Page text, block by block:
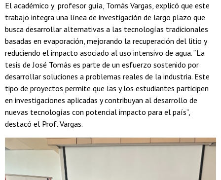
El académico y profesor guía, Tomás Vargas, explicó que este
trabajo integra una línea de investigación de largo plazo que
busca desarrollar alternativas a las tecnologías tradicionales
basadas en evaporación, mejorando la recuperación del litio y
reduciendo el impacto asociado al uso intensivo de agua. “La
tesis de José Tomás es parte de un esfuerzo sostenido por
desarrollar soluciones a problemas reales de la industria. Este
tipo de proyectos permite que las y los estudiantes participen
en investigaciones aplicadas y contribuyan al desarrollo de
nuevas tecnologías con potencial impacto para el país”,
destacó el Prof. Vargas.